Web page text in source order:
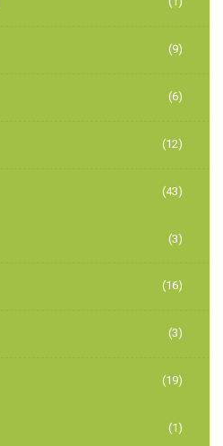
(9)
(6)
(12)
(43)
(3)
(16)
(3)
(19)
(1)